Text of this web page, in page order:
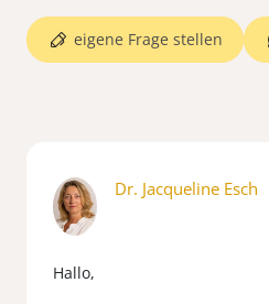
eigene Frage stellen
Dr. Jacqueline Esch
Hallo,